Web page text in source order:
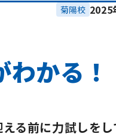
菊陽校 2025
かる！
る前に力試しをし